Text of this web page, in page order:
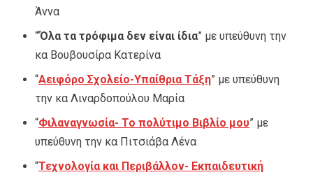
Άννα
“‘Όλα τα τρόφιμα δεν είναι ίδια” με υπεύθυνη την
κα Βουβουσίρα Κατερίνα
“Αειφόρο Σχολείο-Υπαίθρια Τάξη” με υπεύθυνη
την κα Λιναρδοπούλου Μαρία
“Φιλαναγνωσία- Το πολύτιμο Βιβλίο μου” με
υπεύθυνη την κα Πιτσιάβα Λένα
“Τεχνολογία και Περιβάλλον- Εκπαιδευτική